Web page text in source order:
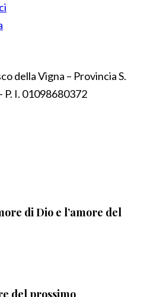
della Vigna – Provincia S.
I. 01098680372
di Dio e l’amore del
del prossimo